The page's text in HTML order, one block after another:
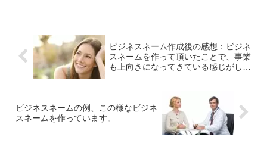
ます^ ^ ずっと大切にこの名前を使って
ビジネスで活躍したいです。素敵な名前
を作成してくださり本当にありがとうご
ざいました^ ^
ビジネスネーム作成後の感想：ビジネ
スネームを作って頂いたことで、事業
も上向きになってきている感じがしま
ビジネスネームの例、この様なビジネ
スネームを作っています。